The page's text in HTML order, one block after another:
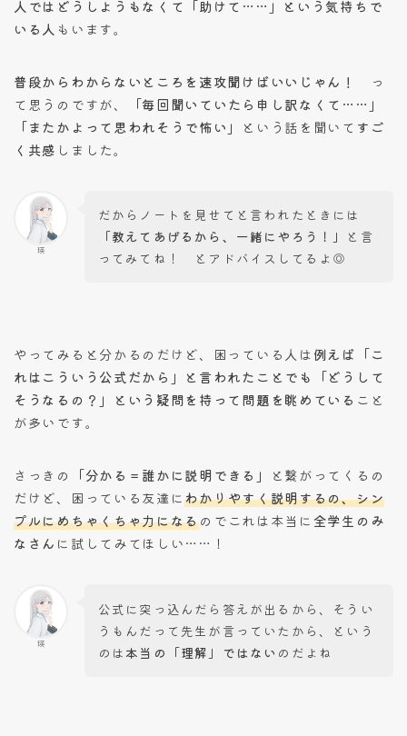
人ではどうしようもなくて「助けて……」という気持ちで
いる人 もいます。
普段からわからないところを速攻聞けばいいじゃん！
っ
て思うのですが、
「毎回聞いていたら申し訳なくて……」
「またかよって思われそうで怖い」
という話を聞いて すご
く共感 しました。
瑛
だからノートを見せてと言われたときには
「教えてあげるから、一緒にやろう！」
と言
ってみてね！ とアドバイスしてるよ◎
やってみると分かるのだけど、困っている人は例えば「こ
れはこういう公式だから」と言われたことでも「どうして
そうなるの？」という疑問を持って問題を眺めている こと
が多いです。
さっきの 「分かる＝誰かに説明できる」
と繋がってくるの
だけど、困っている友達にわかりやすく説明するの、シン
プルにめちゃくちゃ力になるのでこれは本当に 全学生のみ
なさん に試してみてほしい……！
瑛
公式に突っ込んだら答えが出るから、そうい
うもんだって先生が言っていたから、という
のは 本当の「理解」ではない のだよね